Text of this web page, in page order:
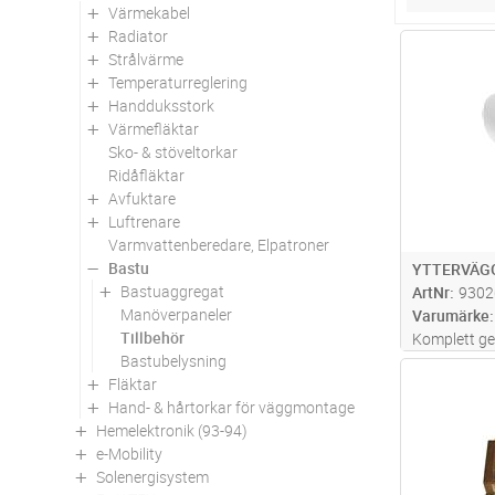
Värmekabel
Radiator
Strålvärme
Temperaturreglering
Handduksstork
Värmefläktar
Sko- & stöveltorkar
Ridåfläktar
Avfuktare
Luftrenare
Varmvattenberedare, Elpatroner
Bastu
Bastuaggregat
Manöverpaneler
Tillbehör
Bastubelysning
Fläktar
Hand- & hårtorkar för väggmontage
Hemelektronik (93-94)
e-Mobility
Solenergisystem
ArtNr
Varumärke
Komplett
innehåller
Ø98-100